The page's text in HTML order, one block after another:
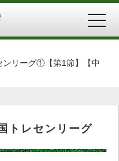
ンリーグ①【第1節】【中
トレセンリーグ